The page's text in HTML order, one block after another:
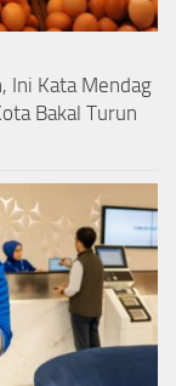
Ini Kata Mendag
Bakal Turun